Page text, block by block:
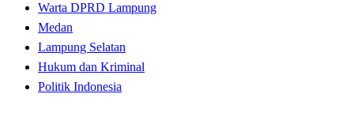
Warta DPRD Lampung
Medan
Lampung Selatan
Hukum dan Kriminal
Politik Indonesia